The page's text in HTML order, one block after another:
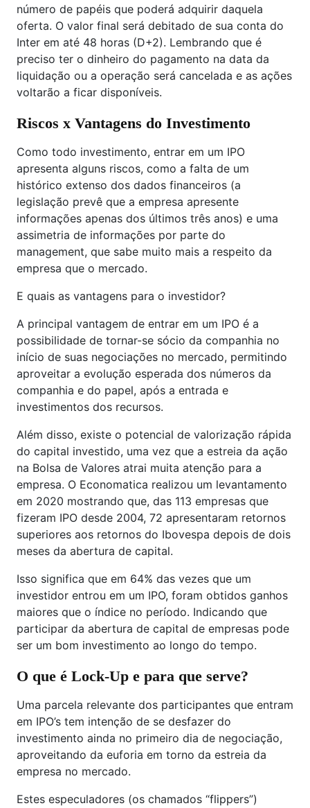
número de papéis que poderá adquirir daquela
oferta. O valor final será debitado de sua conta do
Inter em até 48 horas (D+2). Lembrando que é
preciso ter o dinheiro do pagamento na data da
liquidação ou a operação será cancelada e as ações
voltarão a ficar disponíveis.
Riscos x Vantagens do Investimento
Como todo investimento, entrar em um IPO
apresenta alguns riscos, como a falta de um
histórico extenso dos dados financeiros (a
legislação prevê que a empresa apresente
informações apenas dos últimos três anos) e uma
assimetria de informações por parte do
management, que sabe muito mais a respeito da
empresa que o mercado.
E quais as vantagens para o investidor?
A principal vantagem de entrar em um IPO é a
possibilidade de tornar-se sócio da companhia no
início de suas negociações no mercado, permitindo
aproveitar a evolução esperada dos números da
companhia e do papel, após a entrada e
investimentos dos recursos.
Além disso, existe o potencial de valorização rápida
do capital investido, uma vez que a estreia da ação
na Bolsa de Valores atrai muita atenção para a
empresa. O Economatica realizou um levantamento
em 2020 mostrando que, das 113 empresas que
fizeram IPO desde 2004, 72 apresentaram retornos
superiores aos retornos do Ibovespa depois de dois
meses da abertura de capital.
Isso significa que em 64% das vezes que um
investidor entrou em um IPO, foram obtidos ganhos
maiores que o índice no período. Indicando que
participar da abertura de capital de empresas pode
ser um bom investimento ao longo do tempo.
O que é Lock-Up e para que serve?
Uma parcela relevante dos participantes que entram
em IPO’s tem intenção de se desfazer do
investimento ainda no primeiro dia de negociação,
aproveitando da euforia em torno da estreia da
empresa no mercado.
Estes especuladores (os chamados “flippers”)